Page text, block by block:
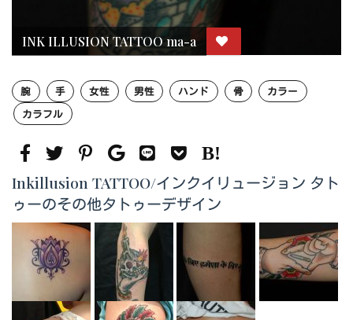
INK ILLUSION TATTOO ma-a
腕 手 女性 男性 ハンド 骨
カラー
カラフル
Inkillusion TATTOO/インクイリュージョン タト
ゥーのその他タトゥーデザイン